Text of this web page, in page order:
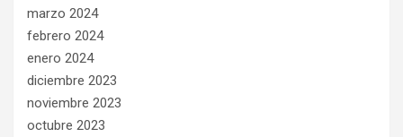
marzo 2024
febrero 2024
enero 2024
diciembre 2023
noviembre 2023
octubre 2023